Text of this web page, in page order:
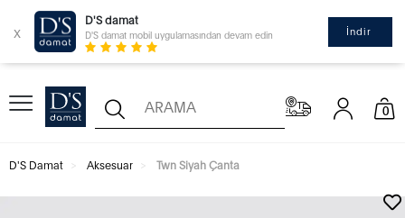
x
D'S damat
D'S damat mobil uygulamasından devam edin İndir
0
D'S Damat Aksesuar Twn Siyah Çanta